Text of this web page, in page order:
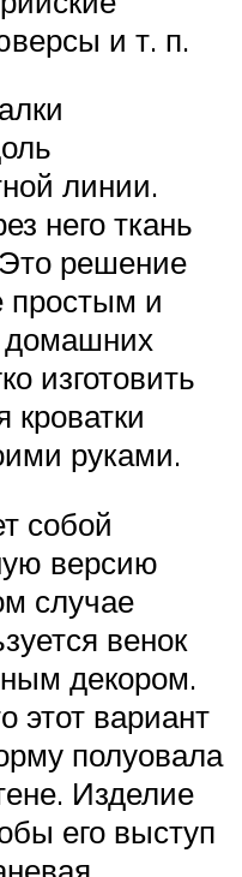
и т. п.
линии.
него ткань
Это решение
простым и
изготовить
кроватки
руками.
собой
версию
случае
венок
декором.
этот вариант
полуовала
Изделие
его выступ